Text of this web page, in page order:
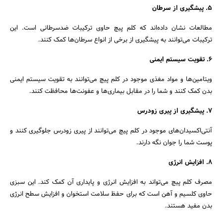
5. پیشگیری از سرطان
مطالعات نشان داده‌اند که کلم پیچ حاوی ترکیبات ضد‌سرطانی است. این
ترکیبات می‌توانند به پیشگیری از برخی از انواع سرطان‌ها کمک کنند.
6. تقویت سیستم ایمنی
ویتامین‌ها و مواد مغذی موجود در کلم پیچ می‌توانند به تقویت سیستم ایمنی
بدن کمک کنند و شما را در مقابل بیماری‌ها و عفونت‌ها محافظت کنند.
7. پیشگیری از پیری زودرس
آنتی‌اکسیدان‌های موجود در کلم پیچ می‌توانند از پیری زودرس جلوگیری کنند و
پوست شما را جوان نگه دارند.
8. افزایش انرژی
مصرف کلم پیچ می‌تواند به افزایش انرژی و پایداری آن کمک کند. این سبزی
حاوی کلسیم و آهن است که برای حفظ سلامت استخوان و افزایش سطح انرژی
بدن مفید هستند.